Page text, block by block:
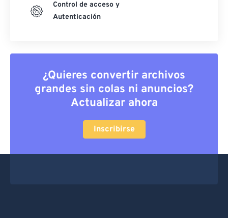
Control de acceso y
Autenticación
¿Quieres convertir archivos
grandes sin colas ni anuncios?
Actualizar ahora
Inscribirse